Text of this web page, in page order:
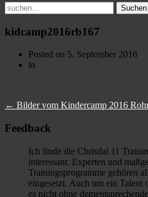
Suchen
nach:
kidcamp2016rb167
Posted on 5. September 2016
in
← Bilder vom Kindercamp 2016
Feedback
Ich finde die Chrisdal 11
interessant. Experten und
Trainingsprogramme gehören
eingesetzt. Auch um ein Talent
es nicht ohne